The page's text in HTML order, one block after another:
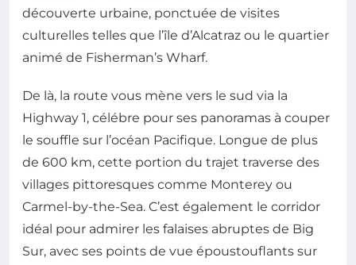
découverte urbaine, ponctuée de visites
culturelles telles que l’île d’Alcatraz ou le quartier
animé de Fisherman’s Wharf.
De là, la route vous mène vers le sud via la
Highway 1, célébre pour ses panoramas à couper
le souffle sur l’océan Pacifique. Longue de plus
de 600 km, cette portion du trajet traverse des
villages pittoresques comme Monterey ou
Carmel-by-the-Sea. C’est également le corridor
idéal pour admirer les falaises abruptes de Big
Sur, avec ses points de vue époustouflants sur